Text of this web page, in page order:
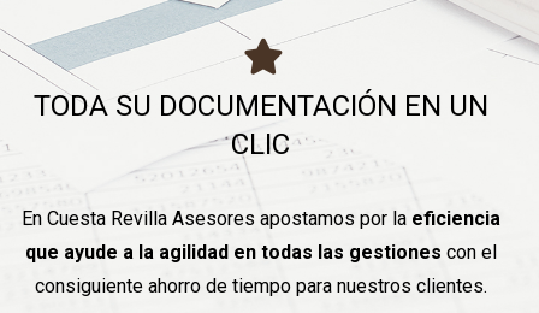
TODA SU DOCUMENTACIÓN EN UN
CLIC
En Cuesta Revilla Asesores apostamos por la eficiencia
que ayude a la agilidad en todas las gestiones con el
consiguiente ahorro de tiempo para nuestros clientes.